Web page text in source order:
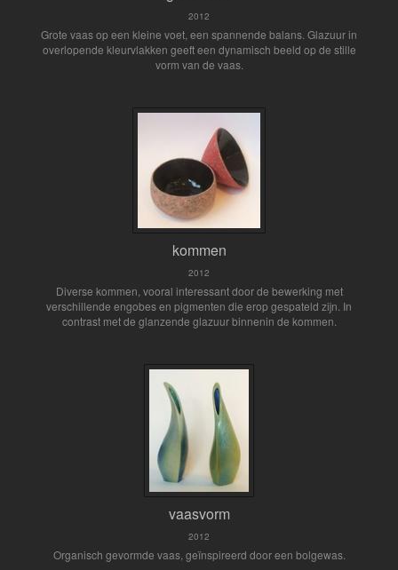
2012
Grote vaas op een kleine voet, een spannende balans. Glazuur in
overlopende kleurvlakken geeft een dynamisch beeld op de stille
vorm van de vaas.
kommen
2012
Diverse kommen, vooral interessant door de bewerking met
verschillende engobes en pigmenten die erop gespateld zijn. In
contrast met de glanzende glazuur binnenin de kommen.
vaasvorm
2012
Organisch gevormde vaas, geïnspireerd door een bolgewas.